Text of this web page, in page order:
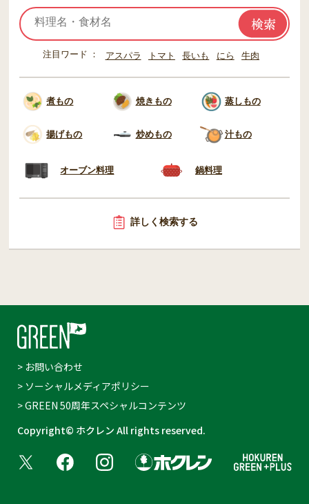
注目ワード アスパラ トマト 長いも にら 牛肉
煮もの 焼きもの 蒸しもの
揚げもの 炒めもの 汁もの
オーブン料理 鍋料理
詳しく検索する
> お問い合わせ
> ソーシャルメディアポリシー
> GREEN 50周年スペシャルコンテンツ
Copyright© ホクレン All rights reserved.